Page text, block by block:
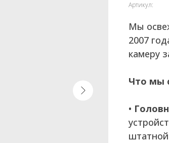
Артикул:
Мы
2007
камеру
Что мы
•